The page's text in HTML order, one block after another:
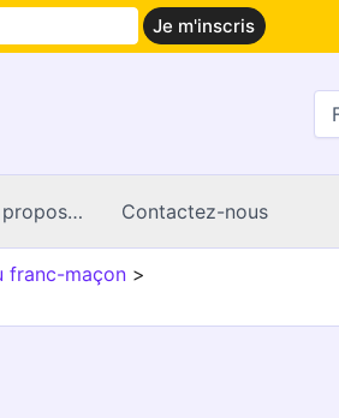
une
Contactez-nous
franc-maçon